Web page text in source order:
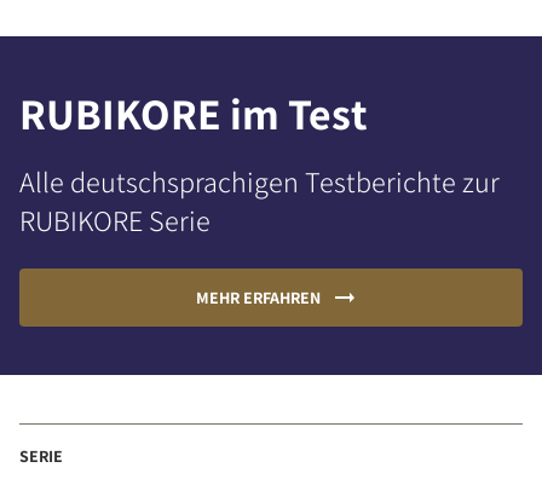
RUBIKORE im Test
Alle deutschsprachigen Testberichte zur
RUBIKORE Serie
MEHR ERFAHREN
SERIE